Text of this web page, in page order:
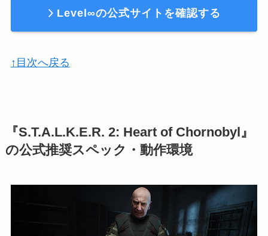
Level∞の公式サイトを確認する
↑目次へ戻る
『S.T.A.L.K.E.R. 2: Heart of Chornobyl』
の公式推奨スペック・動作環境